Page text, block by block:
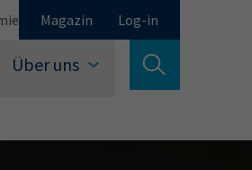
Über uns
Magazin Log-in
Schließen
Suche verlassen